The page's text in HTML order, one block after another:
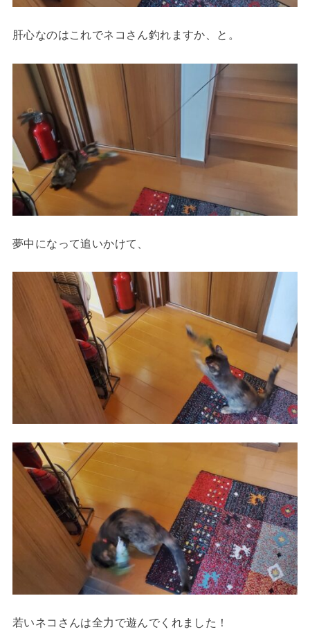
肝心なのはこれでネコさん釣れますか、と。
夢中になって追いかけて、
若いネコさんは全力で遊んでくれました！